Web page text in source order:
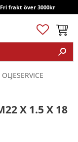
Fri frakt över 3000kr
Favoriter
OLJESERVICE
X 1.5 X 18